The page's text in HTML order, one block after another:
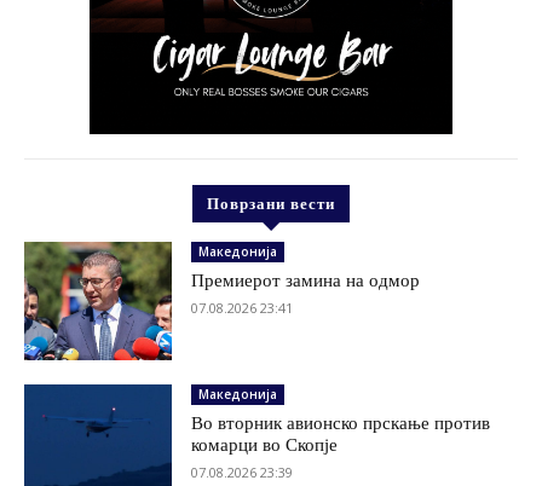
Поврзани вести
Македонија
Премиерот замина на одмор
07.08.2026 23:41
Македонија
Во вторник авионско прскање против
комарци во Скопје
07.08.2026 23:39